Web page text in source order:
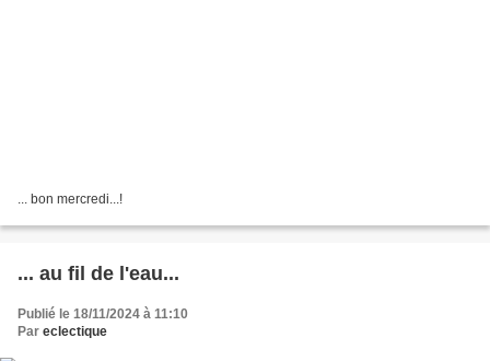
... bon mercredi...!
... au fil de l'eau...
Publié le 18/11/2024 à 11:10
Par eclectique